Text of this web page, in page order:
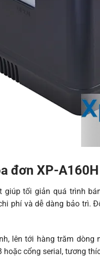
đơn XP-A160H
giúp tối giản quá trình
phí và dễ dàng bảo trì.
lên tới hàng trăm
cổng serial, tương